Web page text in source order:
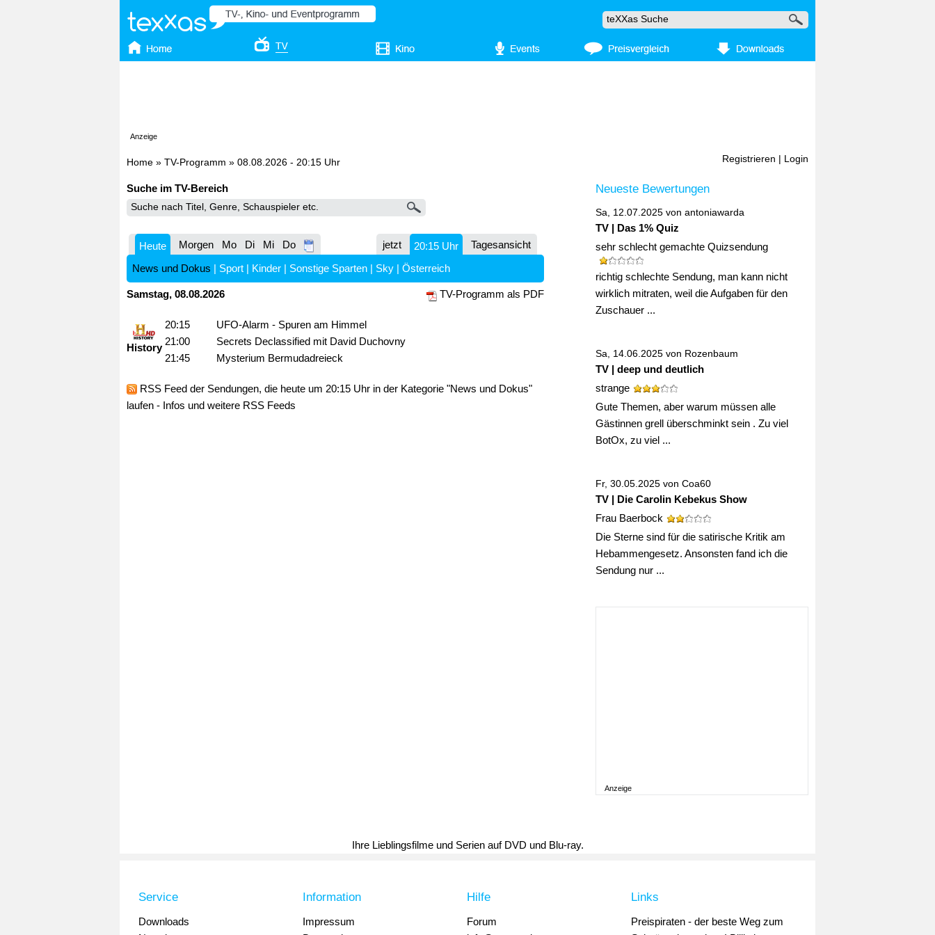
Anzeige
Home » TV-Programm » 08.08.2026 - 20:15 Uhr Registrieren Login
Suche im TV-Bereich
Heute Morgen Mo Di Mi Do jetzt 20:15 Uhr
Tagesansicht
News und Dokus | Sport | Kinder | Sonstige Sparten | Sky | Österreich
Samstag, 08.08.2026 TV-Programm als PDF
History
20:15
UFO-Alarm - Spuren am Himmel
21:00
Secrets Declassified mit David Duchovny
21:45
Mysterium Bermudadreieck
RSS Feed der Sendungen, die heute um 20:15 Uhr in der Kategorie "News und Dokus"
laufen - Infos und weitere RSS Feeds
Neueste Bewertungen
Sa, 12.07.2025 von antoniawarda
TV | Das 1% Quiz
sehr schlecht gemachte Quizsendung
richtig schlechte Sendung, man kann nicht
wirklich mitraten, weil die Aufgaben für den
Zuschauer ...
Sa, 14.06.2025 von Rozenbaum
TV | deep und deutlich
strange
Gute Themen, aber warum müssen alle
Gästinnen grell überschminkt sein . Zu viel
BotOx, zu viel ...
Fr, 30.05.2025 von Coa60
TV | Die Carolin Kebekus Show
Frau Baerbock
Die Sterne sind für die satirische Kritik am
Hebammengesetz. Ansonsten fand ich die
Sendung nur ...
Anzeige
Ihre Lieblingsfilme und Serien auf DVD und Blu-ray.
Service
Downloads
Information
Impressum
Hilfe
Forum
Links
Preispiraten - der beste Weg zum